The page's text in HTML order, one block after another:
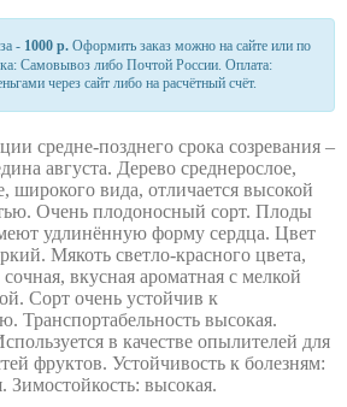
- 1000 р.Оформить заказ можно на сайте или по
Самовывоз либо Почтой России. Оплата:
через сайт либо на расчётный счёт.
средне-позднего срока созревания –
августа. Дерево среднерослое,
широкого вида, отличается высокой
Очень плодоносный сорт. Плоды
удлинённую форму сердца. Цвет
Мякоть светло-красного цвета,
вкусная ароматная с мелкой
Сорт очень устойчив к
Транспортабельность высокая.
в качестве опылителей для
фруктов. Устойчивость к болезням:
Зимостойкость: высокая.